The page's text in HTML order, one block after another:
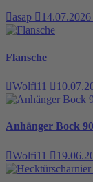
asap
Flansche
Wolfi11
Anhänger Bock
Wolfi11